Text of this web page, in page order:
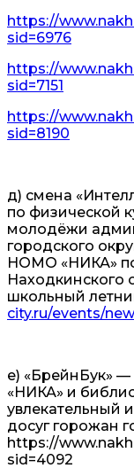
https://
sid=6976
https://
sid=7151
https://
sid=8190
д) смена
по физической
молодёжи
городского
НОМО «НИКА»
Находкинского
школьный
city.ru/events/
е) «БрейнБук»
«НИКА» и
увлекательный
досуг горожан
https://
sid=4092